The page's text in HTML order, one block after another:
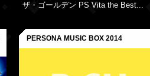
ザ・ゴールデン PS Vita the Best...
PERSONA MUSIC BOX 2014